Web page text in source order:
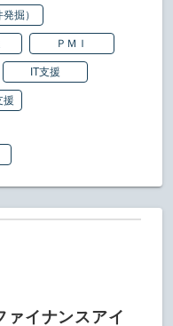
掘）
ＰＭＩ
IT支援
援
ァイナンスアイ